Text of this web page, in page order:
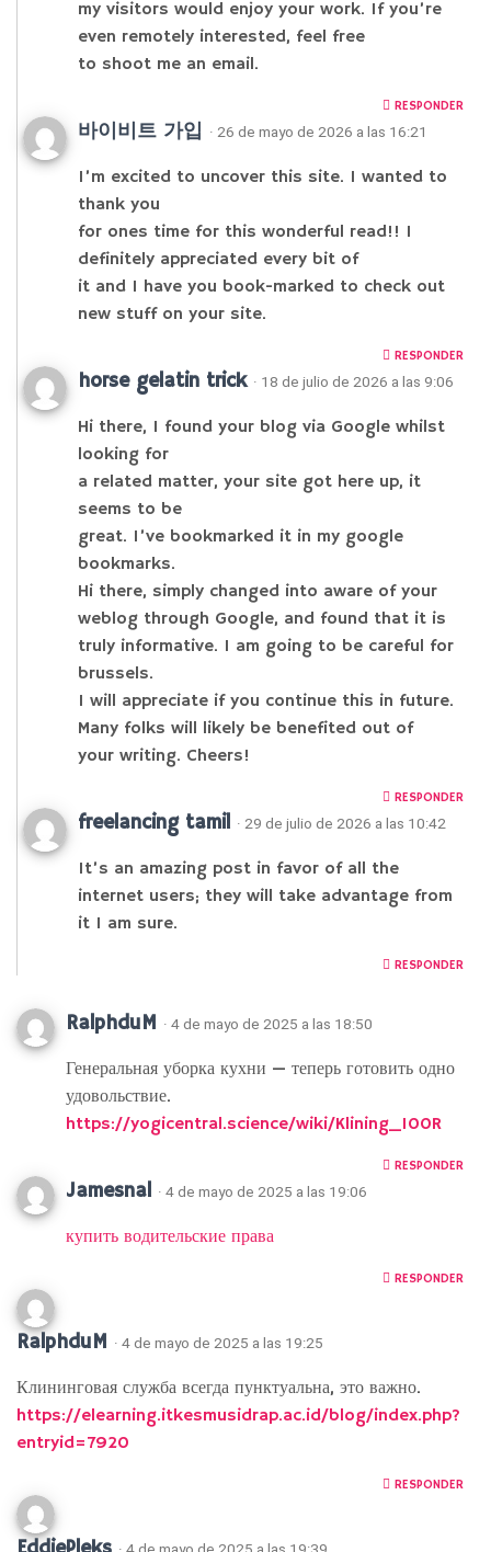
my visitors would enjoy your work. If you’re
even remotely interested, feel free
to shoot me an email.
RESPONDER
바이비트 가입 · 26 de mayo de 2026 a las 16:21
I’m excited to uncover this site. I wanted to
thank you
for ones time for this wonderful read!! I
definitely appreciated every bit of
it and I have you book-marked to check out
new stuff on your site.
RESPONDER
horse gelatin trick · 18 de julio de 2026 a las 9:06
Hi there, I found your blog via Google whilst
looking for
a related matter, your site got here up, it
seems to be
great. I’ve bookmarked it in my google
bookmarks.
Hi there, simply changed into aware of your
weblog through Google, and found that it is
truly informative. I am going to be careful for
brussels.
I will appreciate if you continue this in future.
Many folks will likely be benefited out of
your writing. Cheers!
RESPONDER
freelancing tamil · 29 de julio de 2026 a las 10:42
It’s an amazing post in favor of all the
internet users; they will take advantage from
it I am sure.
RESPONDER
RalphduM · 4 de mayo de 2025 a las 18:50
Генеральная уборка кухни — теперь готовить одно
удовольствие.
https://yogicentral.science/wiki/Klining_100R
RESPONDER
Jamesnal · 4 de mayo de 2025 a las 19:06
купить водительские права
RESPONDER
RalphduM · 4 de mayo de 2025 a las 19:25
Клининговая служба всегда пунктуальна, это важно.
https://elearning.itkesmusidrap.ac.id/blog/index.php?
entryid=7920
RESPONDER
· 4 de mayo de 2025 a las 19:39